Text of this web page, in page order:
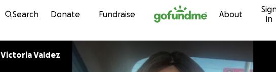
Skip to content
Search Donate Fundraise About
in
Victoria Valdez